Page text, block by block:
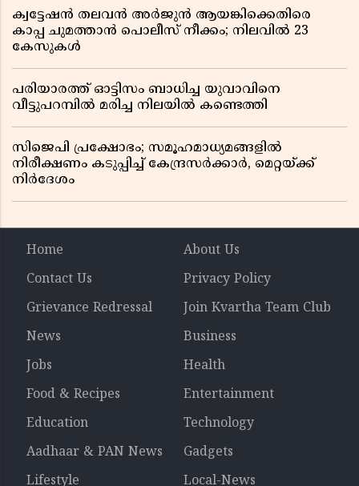
ക്വട്ടേഷൻ തലവൻ അർജുൻ ആയങ്കിക്കെതിരെ
കാപ്പ ചുമത്താൻ പൊലീസ് നീക്കം; നിലവിൽ 23
കേസുകൾ
പരിയാരത്ത് ഓട്ടിസം ബാധിച്ച യുവാവിനെ
വീട്ടുപറമ്പിൽ മരിച്ച നിലയിൽ കണ്ടെത്തി
സിജെപി പ്രക്ഷോഭം; സമൂഹമാധ്യമങ്ങളിൽ
നിരീക്ഷണം കടുപ്പിച്ച് കേന്ദ്രസർക്കാർ, മെറ്റയ്ക്ക്
നിർദേശം
Home
About Us
Contact Us
Privacy Policy
Grievance Redressal
Join Kvartha Team Club
News
Business
Jobs
Health
Food & Recipes
Entertainment
Education
Technology
Aadhaar & PAN News
Gadgets
Lifestyle
Local-News